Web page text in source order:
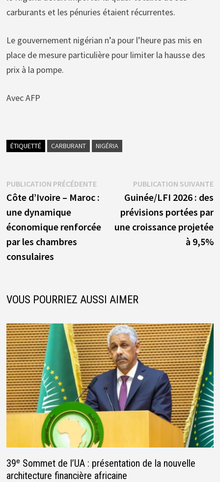
carburants et les pénuries étaient récurrentes.
Le gouvernement nigérian n’a pour l’heure pas mis en
place de mesure particulière pour limiter la hausse des
prix à la pompe.
Avec AFP
ÉTIQUETTÉ CARBURANT NIGÉRIA
Navigation
de
l’article
PUBLICATION PRÉCÉDENTEPublication
précédente :
Côte d’Ivoire – Maroc :
une dynamique
économique renforcée
par les chambres
consulaires
PUBLICATION SUIVANTE
Guinée/LFI 2026 : des
prévisions portées par
une croissance projetée
à 9,5%
VOUS POURRIEZ AUSSI AIMER
39ᵉ Sommet de l’UA : présentation de la nouvelle
architecture financière africaine